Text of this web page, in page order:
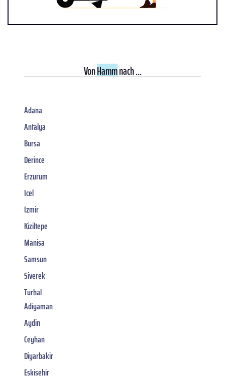
VonHammnach ...
Adana
Antalya
Bursa
Derince
Erzurum
Icel
Izmir
Kiziltepe
Manisa
Samsun
Siverek
Turhal
Adiyaman
Aydin
Ceyhan
Diyarbakir
Eskisehir